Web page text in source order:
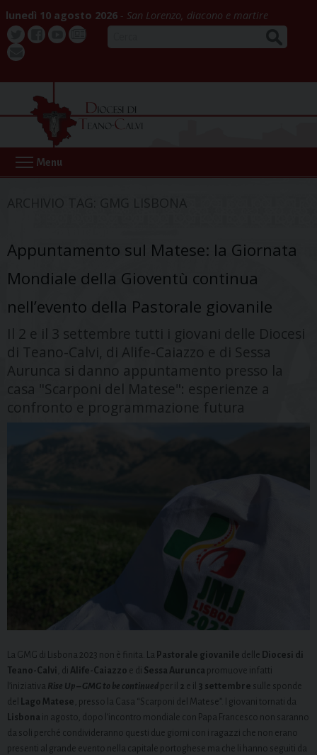
content
lunedì 10 agosto 2026 San Lorenzo, diacono e martire
Twitter
Notizia
Menu
Appuntamento sul Matese: la Giornata
Mondiale della Gioventù continua
nell’evento della Pastorale giovanile
Il 2 e il 3 settembre tutti i giovani delle Diocesi
di Teano-Calvi, di Alife-Caiazzo e di Sessa
Aurunca si danno appuntamento presso la
casa "Scarponi del Matese": esperienze a
confronto e programmazione futura
La GMG di Lisbona 2023 non è finita. La Pastorale giovanile delle Diocesi di
Teano-Calvi
, di Alife-Caiazzo e di Sessa Aurunca promuove infatti
l’iniziativa Rise Up – GMG to be continued per il 2 e il 3 settembre sulle sponde
del
Lago Matese , presso la Casa “Scarponi del Matese”. I giovani tornati da
Lisbona in agosto, dopo l’incontro mondiale con Papa Francesco non saranno
da soli perché condivideranno questi due giorni con i ragazzi che non erano
presenti al grande evento nella capitale portoghese ma che li hanno seguiti da